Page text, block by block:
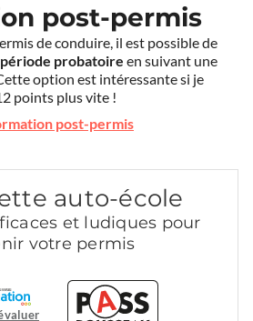
post-permis
de conduire, il est possible de
probatoire en suivant une
option est intéressante si je
points plus vite !
post-permis
auto-école
et ludiques pour
votre permis